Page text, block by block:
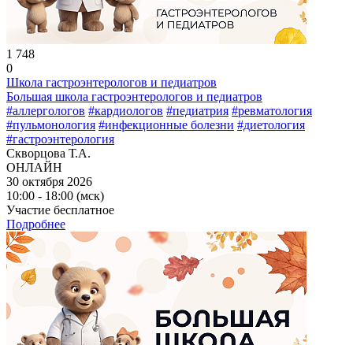
1 748
0
Школа гастроэнтерологов и педиатров
Большая школа гастроэнтерологов и педиатров
#аллергологов #кардиологов #педиатрия #ревматология
#пульмонология #инфекционные болезни #диетология
#гастроэнтерология
Скворцова Т.А.
ОНЛАЙН
30 октября 2026
10:00 - 18:00 (мск)
Участие бесплатное
Подробнее